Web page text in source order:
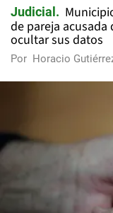
Judicial
de pareja
ocultar sus datos
Por Horacio